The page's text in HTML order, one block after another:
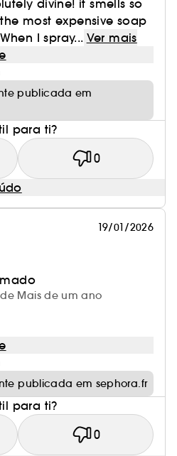
divine! it smells so
most expensive soap
I spray... Ver mais
publicada em
para ti?
0
19/01/2026
Mais de um ano
publicada em sephora.fr
para ti?
0